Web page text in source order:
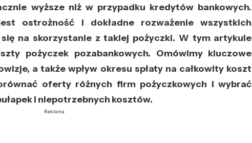
wyższe niż w przypadku kredytów bankowych.
ostrożność i dokładne rozważenie wszystkich
na skorzystanie z takiej pożyczki. W tym artykule
pożyczek pozabankowych. Omówimy kluczowe
a także wpływ okresu spłaty na całkowity koszt
oferty różnych firm pożyczkowych i wybrać
i niepotrzebnych kosztów.
Reklama